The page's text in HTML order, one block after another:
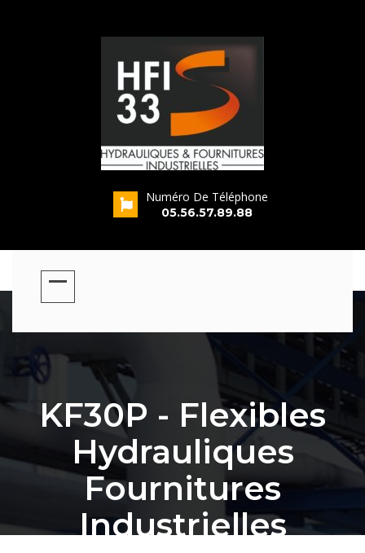
Numéro De Téléphone
05.56.57.89.88
KF30P - Flexibles
Hydrauliques
Fournitures
Industrielles